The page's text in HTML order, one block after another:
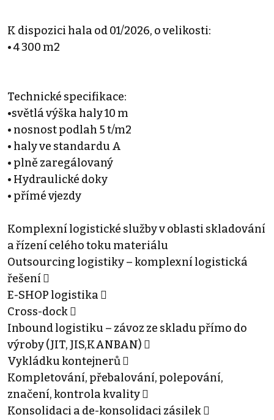
K dispozici hala od 01/2026, o velikosti:
• 4 300 m2
Technické specifikace:
•světlá výška haly 10 m
• nosnost podlah 5 t/m2
• haly ve standardu A
• plně zaregálovaný
• Hydraulické doky
• přímé vjezdy
Komplexní logistické služby v oblasti skladování
a řízení celého toku materiálu
Outsourcing logistiky – komplexní logistická
řešení 
E-SHOP logistika 
Cross-dock 
Inbound logistiku – závoz ze skladu přímo do
výroby (JIT, JIS,KANBAN) 
Vykládku kontejnerů 
Kompletování, přebalování, polepování,
značení, kontrola kvality 
Konsolidaci a de-konsolidaci zásilek 